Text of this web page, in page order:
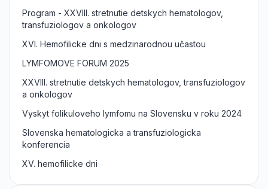
Program - XXVIII. stretnutie detskych hematologov,
transfuziologov a onkologov
XVI. Hemofilicke dni s medzinarodnou učastou
LYMFOMOVE FORUM 2025
XXVIII. stretnutie detskych hematologov, transfuziologov
a onkologov
Vyskyt folikuloveho lymfomu na Slovensku v roku 2024
Slovenska hematologicka a transfuziologicka
konferencia
XV. hemofilicke dni